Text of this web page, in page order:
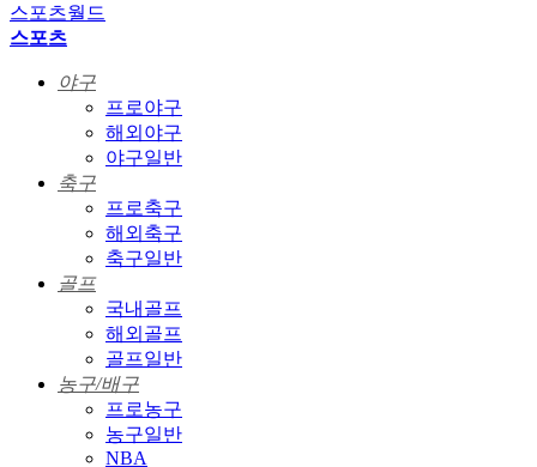
스포츠월드
스포츠
야구
프로야구
해외야구
야구일반
축구
프로축구
해외축구
축구일반
골프
국내골프
해외골프
골프일반
농구/배구
프로농구
농구일반
NBA